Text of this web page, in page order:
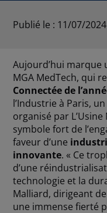
Publié le : 11/07/2024
Aujourd’hui
MGA MedTech, qui
Connectée de
l’Industrie à Paris,
organisé par
symbole fort de
faveur d’une
innovante. « Ce
d’une
technologie et la
Malliard, dirigeant de
une immense fierté